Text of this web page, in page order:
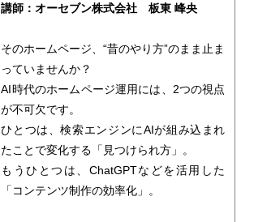
講師：オーセブン株式会社 板東 峰央
そのホームページ、“昔のやり方”のまま止ま
っていませんか？
AI時代のホームページ運用には、2つの視点
が不可欠です。
ひとつは、検索エンジンにAIが組み込まれ
たことで変化する「見つけられ方」。
もうひとつは、ChatGPTなどを活用した
「コンテンツ制作の効率化」。